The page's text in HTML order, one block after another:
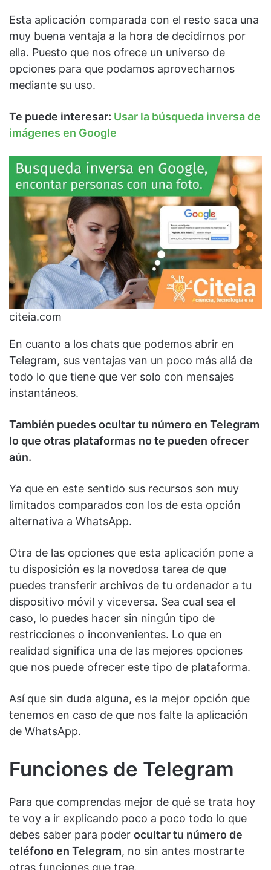
Esta aplicación comparada con el resto saca una
muy buena ventaja a la hora de decidirnos por
ella. Puesto que nos ofrece un universo de
opciones para que podamos aprovecharnos
mediante su uso.
Te puede interesar: Usar la búsqueda inversa de
imágenes en Google
citeia.com
En cuanto a los chats que podemos abrir en
Telegram, sus ventajas van un poco más allá de
todo lo que tiene que ver solo con mensajes
instantáneos.
También puedes ocultar tu número en Telegram
lo que otras plataformas no te pueden ofrecer
aún.
Ya que en este sentido sus recursos son muy
limitados comparados con los de esta opción
alternativa a WhatsApp.
Otra de las opciones que esta aplicación pone a
tu disposición es la novedosa tarea de que
puedes transferir archivos de tu ordenador a tu
dispositivo móvil y viceversa. Sea cual sea el
caso, lo puedes hacer sin ningún tipo de
restricciones o inconvenientes. Lo que en
realidad significa una de las mejores opciones
que nos puede ofrecer este tipo de plataforma.
Así que sin duda alguna, es la mejor opción que
tenemos en caso de que nos falte la aplicación
de WhatsApp.
Funciones de Telegram
Para que comprendas mejor de qué se trata hoy
te voy a ir explicando poco a poco todo lo que
debes saber para poder ocultar tu número de
teléfono en Telegram, no sin antes mostrarte
otras funciones que trae.